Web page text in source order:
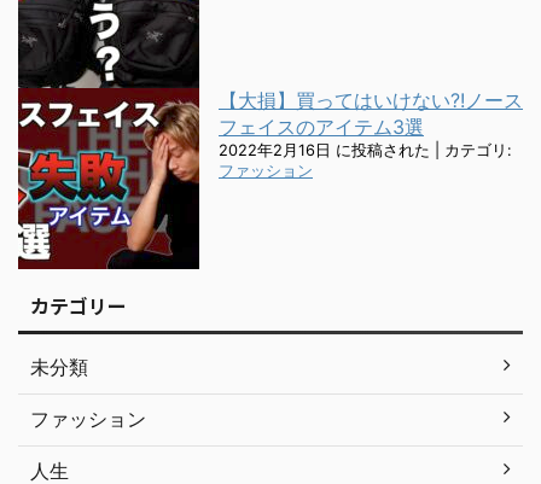
【大損】買ってはいけない?!ノース
フェイスのアイテム3選
2022年2月16日 に投稿された
カテゴリ:
ファッション
カテゴリー
未分類
ファッション
人生